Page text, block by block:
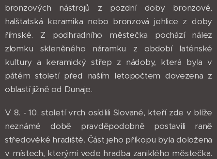
bronzových nástrojů z pozdní doby bronzové,
halštatská keramika nebo bronzová jehlice z doby
římské. Z podhradního městečka pochází nález
zlomku skleněného náramku z období laténské
kultury a keramický střep z nádoby, která byla v
pátém století před naším letopočtem dovezena z
oblastí jižně od Dunaje.
V 8. - 10. století vrch osídlili Slované, kteří zde v blíže
neznámé době pravděpodobně postavili raně
středověké hradiště. Část jeho příkopu byla doložena
v místech, kterými vede hradba zaniklého městečka.